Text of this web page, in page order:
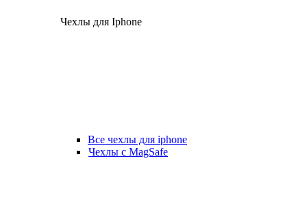
Чехлы для Iphone
Все чехлы для iphone
Чехлы с MagSafe